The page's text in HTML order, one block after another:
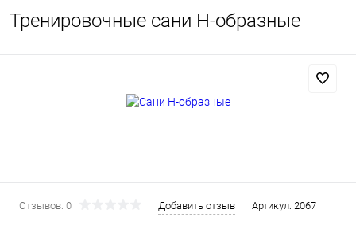
Тренировочные сани Н-образные
Отзывов: 0 Добавить отзыв Артикул: 2067